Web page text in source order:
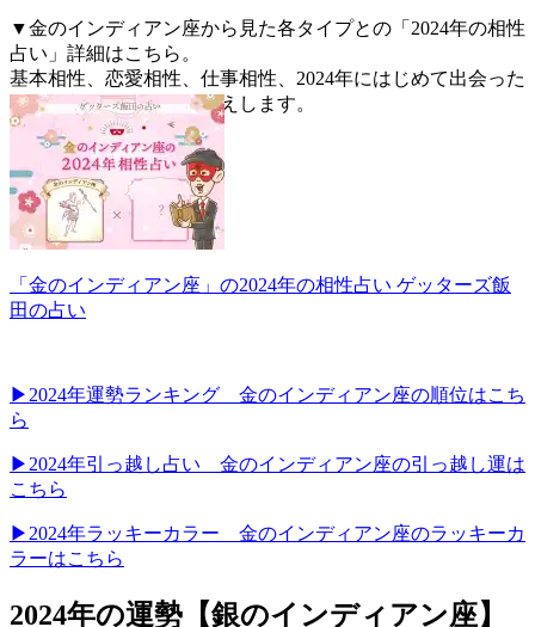
▼金のインディアン座から見た各タイプとの「2024年の相性
占い」詳細はこちら。
基本相性、恋愛相性、仕事相性、2024年にはじめて出会った
人との相性を詳しくお伝えします。
「金のインディアン座」の2024年の相性占い ゲッターズ飯
田の占い
▶2024年運勢ランキング 金のインディアン座の順位はこち
ら
▶2024年引っ越し占い 金のインディアン座の引っ越し運は
こちら
▶2024年ラッキーカラー 金のインディアン座のラッキーカ
ラーはこちら
2024年の運勢【銀のインディアン座】